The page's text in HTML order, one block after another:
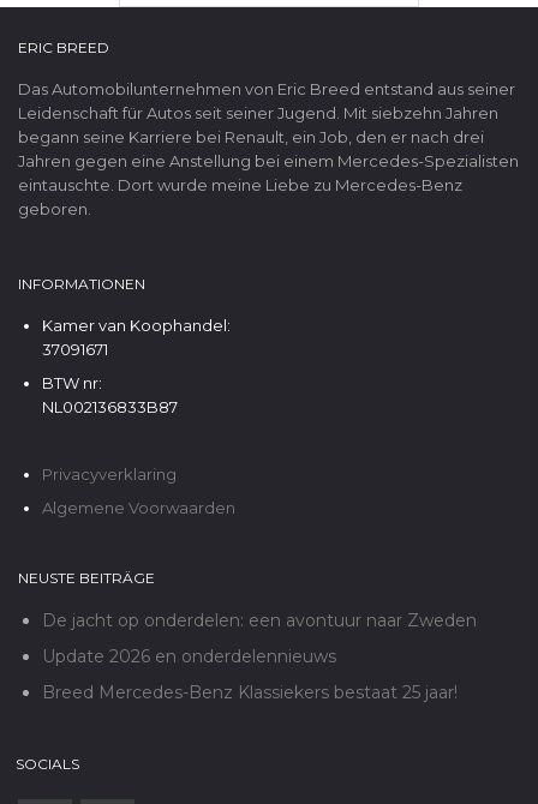
ERIC BREED
Das Automobilunternehmen von Eric Breed entstand aus seiner
Leidenschaft für Autos seit seiner Jugend. Mit siebzehn Jahren
begann seine Karriere bei Renault, ein Job, den er nach drei
Jahren gegen eine Anstellung bei einem Mercedes-Spezialisten
eintauschte. Dort wurde meine Liebe zu Mercedes-Benz
geboren.
INFORMATIONEN
Kamer van Koophandel:
37091671
BTW nr:
NL002136833B87
Privacyverklaring
Algemene Voorwaarden
NEUSTE BEITRÄGE
De jacht op onderdelen: een avontuur naar Zweden
Update 2026 en onderdelennieuws
Breed Mercedes-Benz Klassiekers bestaat 25 jaar!
SOCIALS